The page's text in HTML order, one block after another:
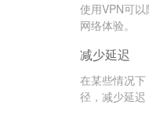
使用VPN可
网络体验。
减少延迟
在某些情况
径，减少延迟